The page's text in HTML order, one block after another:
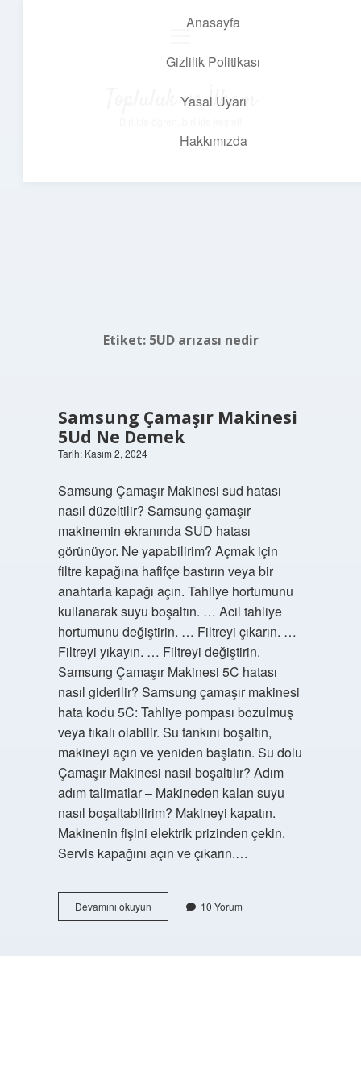
Anasayfa
Gizlilik Politikası
Yasal Uyarı
Hakkımızda
Topluluk ve İlham
Etiket: 5UD arızası nedir
Samsung Çamaşır Makinesi
5Ud Ne Demek
Tarih: Kasım 2, 2024
Samsung Çamaşır Makinesi sud hatası
nasıl düzeltilir? Samsung çamaşır
makinemin ekranında SUD hatası
görünüyor. Ne yapabilirim? Açmak için
filtre kapağına hafifçe bastırın veya bir
anahtarla kapağı açın. Tahliye hortumunu
kullanarak suyu boşaltın. … Acil tahliye
hortumunu değiştirin. … Filtreyi çıkarın. …
Filtreyi yıkayın. … Filtreyi değiştirin.
Samsung Çamaşır Makinesi 5C hatası
nasıl giderilir? Samsung çamaşır makinesi
hata kodu 5C: Tahliye pompası bozulmuş
veya tıkalı olabilir. Su tankını boşaltın,
makineyi açın ve yeniden başlatın. Su dolu
Çamaşır Makinesi nasıl boşaltılır? Adım
adım talimatlar – Makineden kalan suyu
nasıl boşaltabilirim? Makineyi kapatın.
Makinenin fişini elektrik prizinden çekin.
Servis kapağını açın ve çıkarın.…
Devamını okuyunSamsung
Çamaşır
10 Yorum